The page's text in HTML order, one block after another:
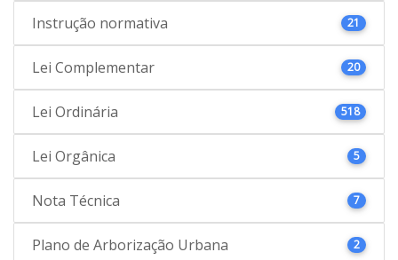
Instrução normativa 21
Lei Complementar 20
Lei Ordinária 518
Lei Orgânica 5
Nota Técnica 7
Plano de Arborização Urbana 2